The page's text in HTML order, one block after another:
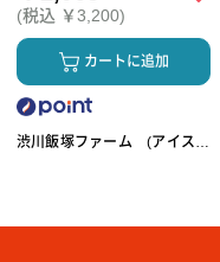
(税込 ￥3,200)
カートに追加
渋川飯塚ファーム (アイスク